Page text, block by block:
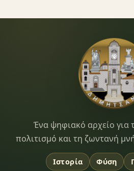
Dimitsana.gr
Ένα ψηφιακό αρχείο για
πολιτισμό και τη ζωντανή
Ιστορία Φύση